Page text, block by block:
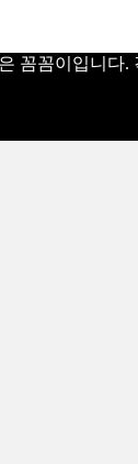
꼼꼼이입니다.